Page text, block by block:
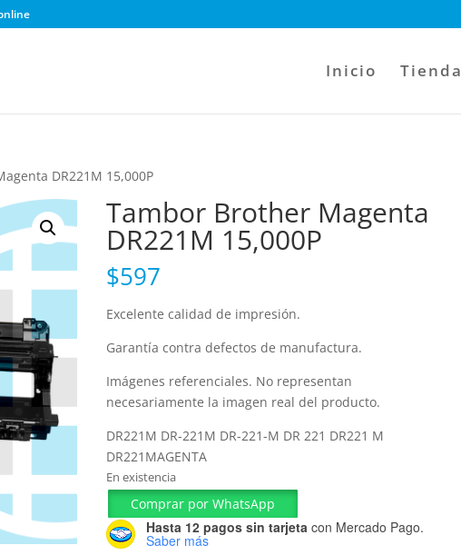
Inicio Tienda
DR221M 15,000P
Tambor Brother Magenta
DR221M 15,000P
$597
Excelente calidad de impresión.
Garantía contra defectos de manufactura.
Imágenes referenciales. No representan
necesariamente la imagen real del producto.
DR221M DR-221M DR-221-M DR 221 DR221 M
DR221MAGENTA
En existencia
Comprar por WhatsApp
Hasta 12 pagos sin tarjeta con Mercado Pago.
Saber más